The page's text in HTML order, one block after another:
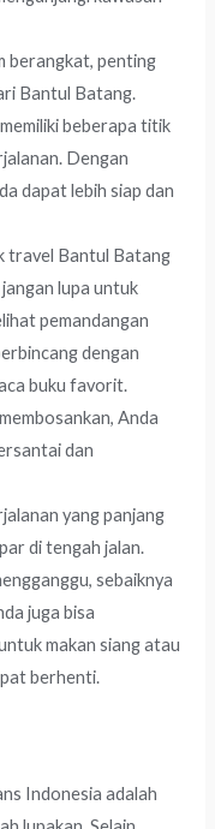
berangkat, penting
Bantul Batang.
beberapa titik
Dengan
dapat lebih siap dan
travel Bantul Batang
lupa untuk
pemandangan
dengan
buku favorit.
Anda
dan
yang panjang
di tengah jalan.
sebaiknya
juga bisa
makan siang atau
berhenti.
Indonesia adalah